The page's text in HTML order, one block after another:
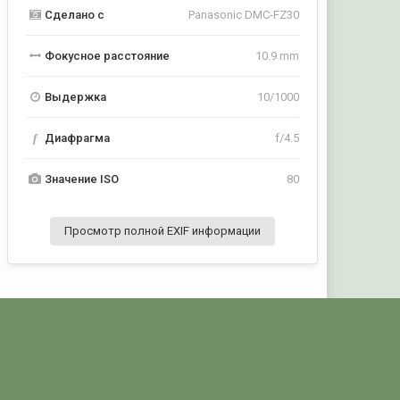
Сделано с Panasonic DMC-FZ30
Фокусное расстояние 10.9 mm
Выдержка 10/1000
f Диафрагма f/4.5
Значение ISO 80
Просмотр полной EXIF информации